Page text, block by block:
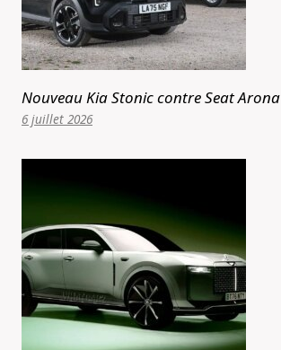
Nouveau Kia Stonic contre Seat Arona
6 juillet 2026